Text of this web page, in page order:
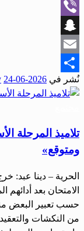
WhatsApp
Viber
Snapchat
Email
Share
نُشر في 2026-06-24
تلاميذ المرحلة
ومتوقع»
الحرية – دينا عبد:
الامتحان بعد أدائهم
حسب تعبير البعض
من النكشات